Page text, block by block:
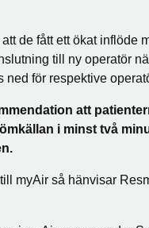
de fått ett ökat inflöde
till ny operatör
ned för respektive
att
i minst två
myAir så hänvisar